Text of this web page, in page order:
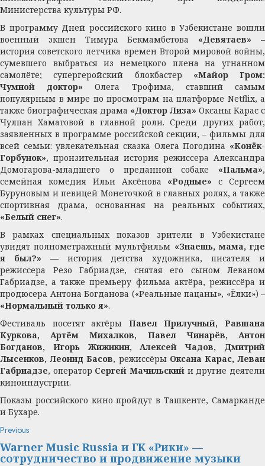
Министерства культуры РФ.
В программу Дней российского кино в Узбекистане вошли
военный экшен Тимура Бекмамбетова «Девятаев» –
история советского летчика времен Второй мировой войны,
сумевшего выбраться из немецкого плена на угнанном
самолёте; супергеройский блокбастер «Майор Гром:
Чумной доктор» Олега Трофима, ставший самым
популярным в мире по просмотрам на платформе Netflix, а
также биографическая драма «Доктор Лиза» Оксаны Карас с
Чулпан Хаматовой в главной роли. Среди других работ,
заявленных в программе российской секции, – фильмы для
всей семьи: увлекательная сказка Олега Погодина «Конёк-
Горбунок», пронзительная история режиссера Александра
Домогарова-младшего о преданной собаке «Пальма»,
семейная комедия Ильи Аксёнова «Родные» с Сергеем
Буруновым и певицей Монеточкой в главных ролях, а также
спортивная драма, основанная на реальных событиях,
«Белый снег».
В рамках специальных показов зрители в Узбекистане
увидят полнометражный мультфильм «Знаешь, мама, где
я был?» — история детства художника, писателя и
режиссера Резо Габриадзе, снятая его сыном Леваном
Габриадзе, а также премьеру фильма актёра, режиссёра и
продюсера Антона Богданова («Реальные пацаны», «Ёлки») –
«Нормальный только я».
Фестиваль посетят актёры Павел Прилучный, Равшана
Куркова, Артём Михалков, Павел Чинарёв, Антон
Богданов, Игорь Жижикин, Алексей Чадов, Дмитрий
Лысенков, Леонид Басов, режиссёры Оксана Карас, Леван
Габриадзе, оператор Сергей Мачильский и другие деятели
киноиндустрии.
Показы российского кино пройдут в Ташкенте, Самарканде
и Бухаре.
Continue
Reading
PreviousPrevious
Warner Music Russia и ГК «Рики» —
сотрудничество и продвижение музыки